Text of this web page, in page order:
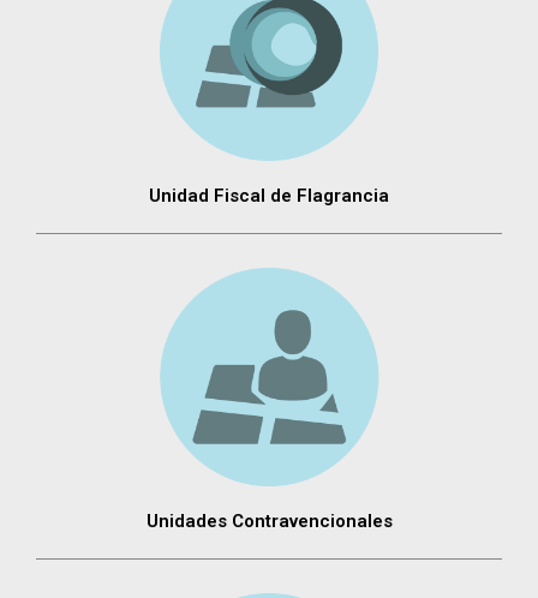
Unidad Fiscal de Flagrancia
Unidades Contravencionales